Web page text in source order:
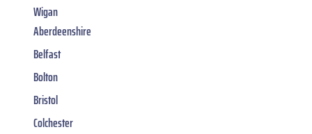
Wigan
Aberdeenshire
Belfast
Bolton
Bristol
Colchester